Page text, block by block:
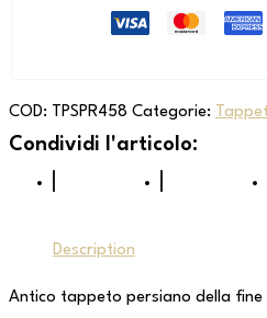
COD: TPSPR458 Categorie:
Description
Antico tappeto persiano della fine